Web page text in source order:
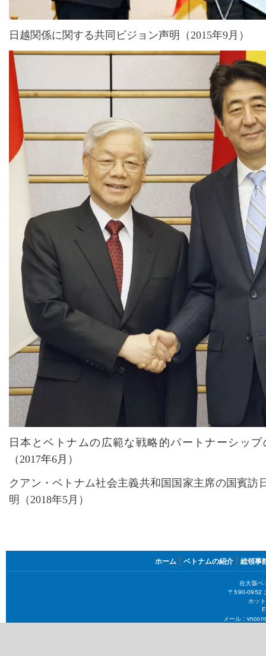
日越関係に関する共同ビジョン声明（2015年9月）
日本とベトナムの広範な戦略的パートナーシッ
（ 2017年6月）
クアン・ベトナム社会主義共和国国家主席の国賓訪
明（ 2018年5月）
FOOTER
MENU
ホーム ベトナムの紹介 総領事
在大阪ベ
〒590-0952
ホッ
メール :